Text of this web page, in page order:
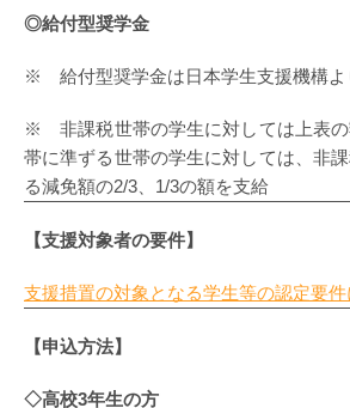
◎給付型奨学金
※ 給付型奨学金は日本学生支援機構よ
※ 非課税世帯の学生に対しては上表の
帯に準ずる世帯の学生に対しては、非
る減免額の2/3、1/3の額を支給
【支援対象者の要件】
支援措置の対象となる学生等の認定要件
【申込方法】
◇高校3年生の方